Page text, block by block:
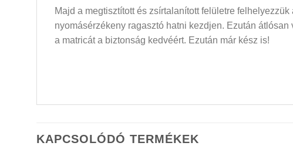
Majd a megtisztított és zsírtalanított felületre
nyomásérzékeny ragasztó hatni kezdjen. Ezután
a matricát a biztonság kedvéért. Ezután már kész is!
KAPCSOLÓDÓ TERMÉKEK